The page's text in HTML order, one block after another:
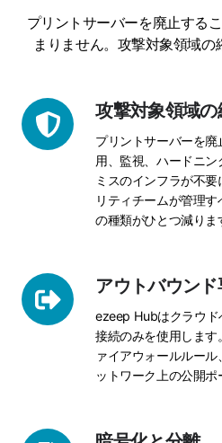
プリントサーバーを廃止する
まりません。攻撃対象領域の
攻撃対象領域の
プリントサーバーを
用、監視、ハードニ
ミスのインフラが不要
リティチームが管理
の種類がひとつ減りま
攻
撃
対
小
アウトバウン
ezeep Hubはクラウド
接続のみを使用します
ァイアウォールルー
ットワーク上の公開ポ
ア
ウ
ト
専